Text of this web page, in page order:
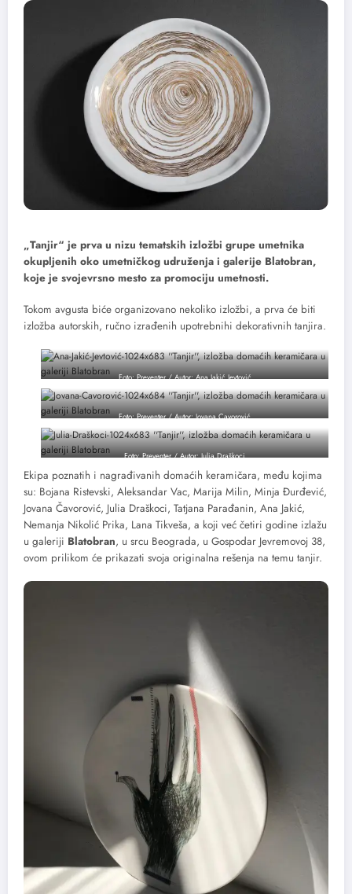
„Tanjir“ je prva u nizu tematskih izložbi grupe umetnika
okupljenih oko umetničkog udruženja i galerije Blatobran,
koje je svojevrsno mesto za promociju umetnosti.
Tokom avgusta biće organizovano nekoliko izložbi, a prva će biti
izložba autorskih, ručno izrađenih upotrebnihi dekorativnih tanjira.
Foto: Preventer / Autor: Ana Jakić Jevtović
Foto: Preventer / Autor: Jovana Cavorović
Foto: Preventer / Autor: Julia Draškoci
Ekipa poznatih i nagrađivanih domaćih keramičara, među kojima
su: Bojana Ristevski, Aleksandar Vac, Marija Milin, Minja Đurđević,
Jovana Čavorović, Julia Draškoci, Tatjana Parađanin, Ana Jakić,
Nemanja Nikolić Prika, Lana Tikveša, a koji već četiri godine izlažu
u galeriji Blatobran, u srcu Beograda, u Gospodar Jevremovoj 38,
ovom prilikom će prikazati svoja originalna rešenja na temu tanjir.